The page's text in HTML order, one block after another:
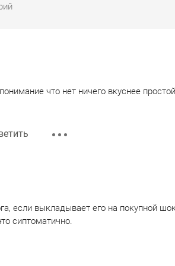
что нет ничего вкуснее
если выкладывает его на покупной
сиптоматично.